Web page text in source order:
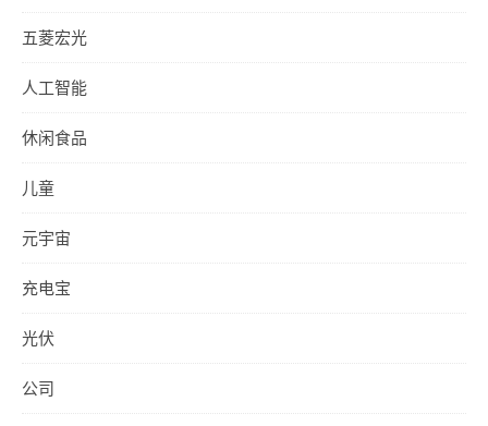
五菱宏光
人工智能
休闲食品
儿童
元宇宙
充电宝
光伏
公司